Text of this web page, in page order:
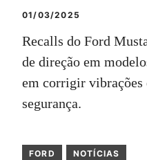
01/03/2025
Recalls do Ford
de direção em
em corrigir vibrações
segurança.
FORD NOTÍCIAS